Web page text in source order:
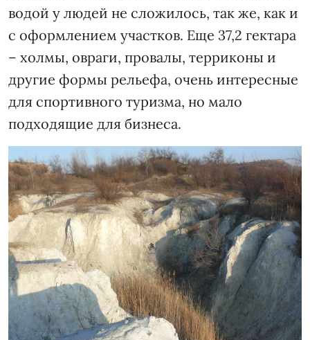
водой у людей не сложилось, так же, как и
с оформлением участков. Еще 37,2 гектара
– холмы, овраги, провалы, терриконы и
другие формы рельефа, очень интересные
для спортивного туризма, но мало
подходящие для бизнеса.